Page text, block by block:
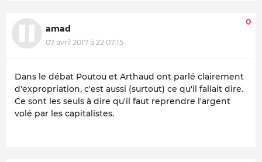
amad
07 avril 2017 à 22:07:15
0
Dans le débat Poutou et Arthaud ont parlé clairement
d'expropriation, c'est aussi (surtout) ce qu'il fallait dire.
Ce sont les seuls à dire qu'il faut reprendre l'argent
volé par les capitalistes.